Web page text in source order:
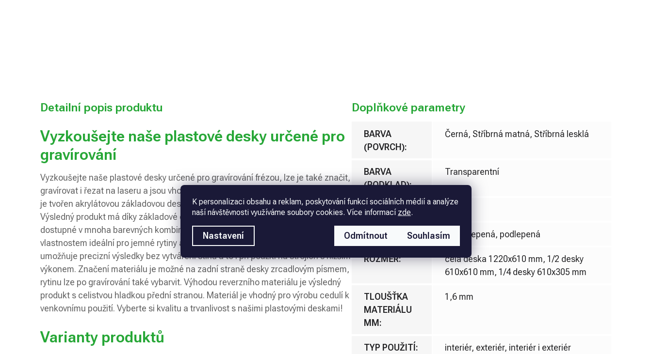
K personalizaci obsahu a reklam, poskytování funkcí sociálních médií a analýze
naší návštěvnosti využíváme soubory cookies. Více informací zde.
Nastavení Odmítnout Souhlasím
Detailní popis produktu
Vyzkoušejte naše plastové desky určené pro
gravírování
Vyzkoušejte naše plastové desky určené pro gravírování frézou, lze je také značit,
gravírovat i řezat na laseru a jsou vhodné i pro UV tisk. Tento dvouvrstvý materiál
je tvořen akrylátovou základovou deskou a je opatřen tenkou barevnou vrstvou.
Výsledný produkt má díky základové desce matný povrch bez odlesků. Desky jsou
dostupné v mnoha barevných kombinacích. Tento UV odolný materiál je díky svým
vlastnostem ideální pro jemné rytiny a vektorové řezy, tenká povrchová vrstva
umožňuje precizní výsledky bez vytváření stínů a to i při použití na strojích s nižším
výkonem. Značení materiálu je možné na zadní straně desky zrcadlovým písmem,
rytinu lze po gravírování také vybarvit. Výhodou reverzního materiálu je výsledný
produkt s celistvou hladkou přední stranou. Materiál je vhodný pro výrobu cedulí k
venkovnímu použití. Vyberte si kvalitu a trvanlivost s našimi plastovými deskami!
Varianty produktů
Doplňkové parametry
BARVA
(POVRCH):
Černá, Stříbrná matná, Stříbrná lesklá
BARVA
(PODKLAD):
Transparentní
MATERIÁL: Akrylát
PODLEPENÍ: nepodlepená, podlepená
ROZMĚR:
celá deska 1220x610 mm, 1/2 desky
610x610 mm, 1/4 desky 610x305 mm
TLOUŠŤKA
MATERIÁLU
MM:
1,6 mm
TYP POUŽITÍ: interiér, exteriér, interiér i exteriér